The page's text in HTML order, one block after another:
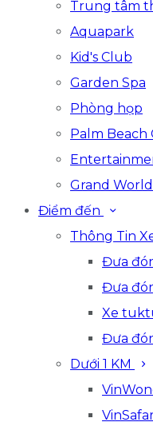
Trung tâm
Aquapark
Kid's Club
Garden Spa
Phòng họp
Palm Beach
Grand
Điểm đến
Thông Tin
Đưa
Đưa
Xe
Đưa
Dưới 1 KM